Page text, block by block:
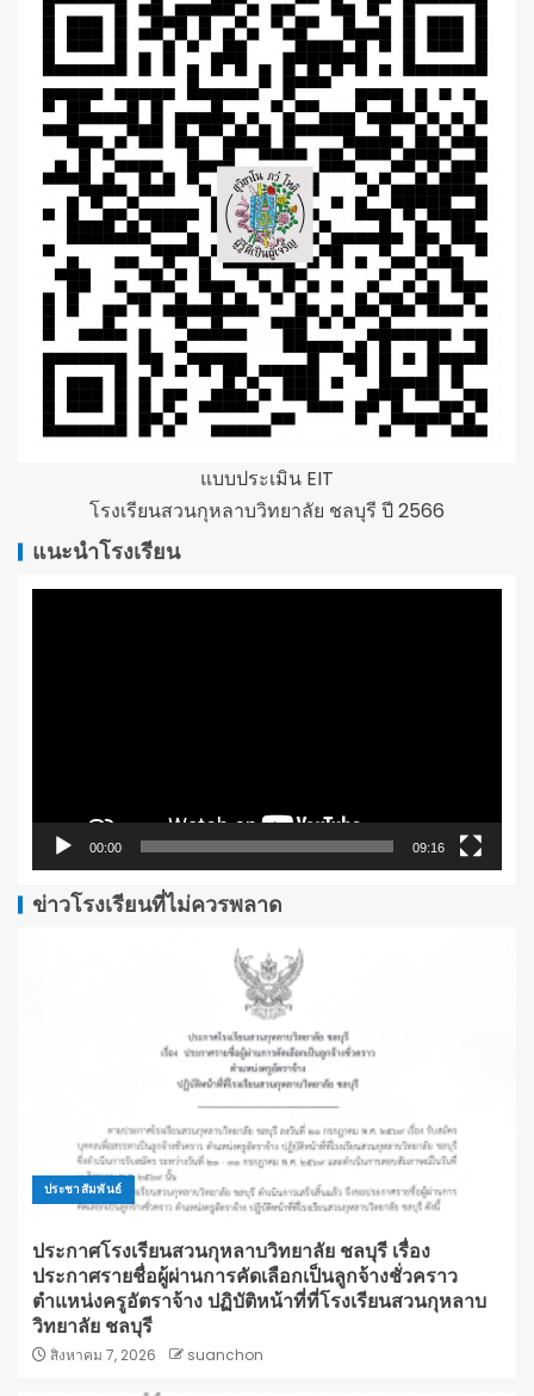
แบบประเมิน EIT
โรงเรียนสวนกุหลาบวิทยาลัย ชลบุรี ปี 2566
แนะนำโรงเรียน
00:00 09:16
ข่าวโรงเรียนที่ไม่ควรพลาด
ประชาสัมพันธ์
ประกาศโรงเรียนสวนกุหลาบวิทยาลัย ชลบุรี เรื่อง
ประกาศรายชื่อผู้ผ่านการคัดเลือกเป็นลูกจ้างชั่วคราว
ตำแหน่งครูอัตราจ้าง ปฏิบัติหน้าที่ที่โรงเรียนสวนกุหลาบ
วิทยาลัย ชลบุรี
สิงหาคม 7, 2026 suanchon